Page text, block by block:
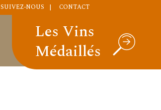
SUIVEZ-NOUS CONTACT
Les Vins
Médaillés